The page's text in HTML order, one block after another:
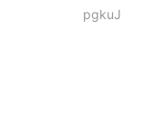
pgkuJ